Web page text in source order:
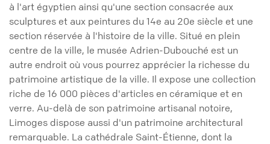
à l'art égyptien ainsi qu'une section consacrée aux
sculptures et aux peintures du 14e au 20e siècle et une
section réservée à l'histoire de la ville. Situé en plein
centre de la ville, le musée Adrien-Dubouché est un
autre endroit où vous pourrez apprécier la richesse du
patrimoine artistique de la ville. Il expose une collection
riche de 16 000 pièces d'articles en céramique et en
verre. Au-delà de son patrimoine artisanal notoire,
Limoges dispose aussi d'un patrimoine architectural
remarquable. La cathédrale Saint-Étienne, dont la